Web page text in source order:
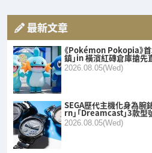
最新文章
《Pokémon Pokopia》
鎮」in 橫濱紅磚倉庫搶先
2026.08.05(Wed)
SEGA歷代主機化身為腕
rn」「Dreamcast」3款
2026.08.05(Wed)